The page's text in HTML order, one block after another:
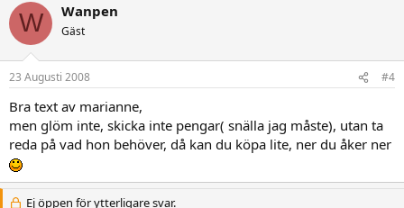
W Wanpen
Gäst
23 Augusti 2008 #4
Bra text av marianne,
men glöm inte, skicka inte pengar( snälla jag måste), utan ta
reda på vad hon behöver, då kan du köpa lite, ner du åker ner
Ej öppen för ytterligare svar.